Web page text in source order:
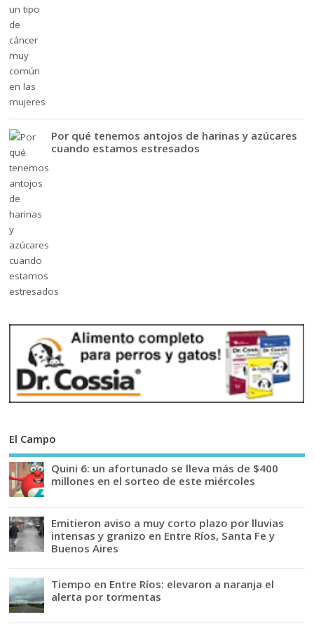
Por qué tenemos antojos de harinas y azúcares
cuando estamos estresados
El Campo
Quini 6: un afortunado se lleva más de $400
millones en el sorteo de este miércoles
Emitieron aviso a muy corto plazo por lluvias
intensas y granizo en Entre Ríos, Santa Fe y
Buenos Aires
Tiempo en Entre Ríos: elevaron a naranja el
alerta por tormentas